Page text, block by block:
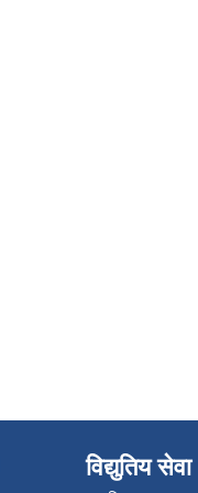
विद्युतिय सेवा